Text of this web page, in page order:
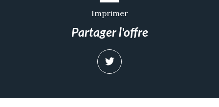
Imprimer
partager l'offre